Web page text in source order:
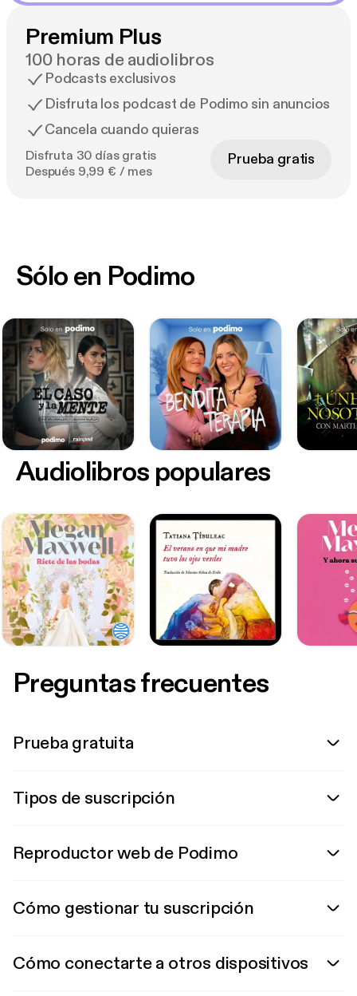
Premium Plus
100 horas de audiolibros
Podcasts exclusivos
Disfruta los podcast de Podimo sin anuncios
Cancela cuando quieras
Disfruta 30 días gratis
Después 9,99 € / mes
Prueba gratis
Sólo en Podimo
Audiolibros populares
Preguntas frecuentes
Prueba gratuita
Tipos de suscripción
Reproductor web de Podimo
Cómo gestionar tu suscripción
Cómo conectarte a otros dispositivos